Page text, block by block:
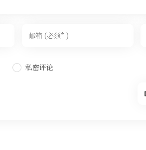
私密评论